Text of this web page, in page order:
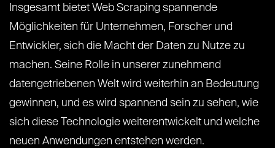
Insgesamt bietet Web Scraping spannende
Möglichkeiten für Unternehmen, Forscher und
Entwickler, sich die Macht der Daten zu Nutze zu
machen. Seine Rolle in unserer zunehmend
datengetriebenen Welt wird weiterhin an Bedeutung
gewinnen, und es wird spannend sein zu sehen, wie
sich diese Technologie weiterentwickelt und welche
neuen Anwendungen entstehen werden.